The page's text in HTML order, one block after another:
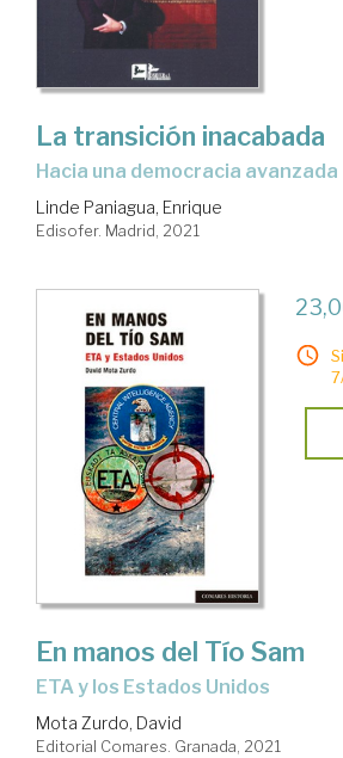
La transición inacabada
hacia una democracia avanzada
Linde Paniagua, Enrique
Edisofer. Madrid, 2021
En manos del Tío Sam
ETA y los Estados Unidos
Mota Zurdo, David
Editorial Comares. Granada, 2021